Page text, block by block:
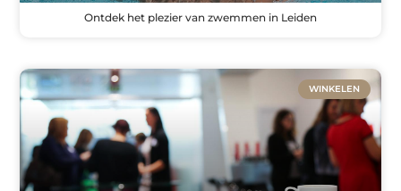
Ontdek het plezier van zwemmen in Leiden
WINKELEN